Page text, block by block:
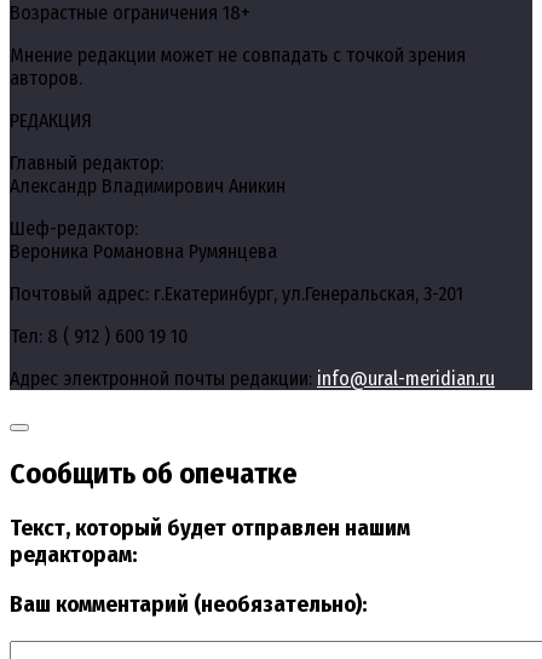
Возрастные ограничения 18+
Мнение редакции может не совпадать с точкой зрения
авторов.
РЕДАКЦИЯ
Главный редактор:
Александр Владимирович Аникин
Шеф-редактор:
Вероника Романовна Румянцева
Почтовый адрес: г.Екатеринбург, ул.Генеральская, 3-201
Тел: 8 ( 912 ) 600 19 10
Адрес электронной почты редакции: info@ural-meridian.ru
Сообщить об опечатке
Текст, который будет отправлен нашим
редакторам:
Ваш комментарий (необязательно):